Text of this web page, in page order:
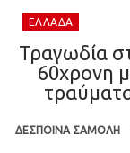
ΕΛΛΆΔΑ
Τραγωδία
60χρονη
ΔΕΣΠΟΙΝΑ ΣΑΜΟΛΗ